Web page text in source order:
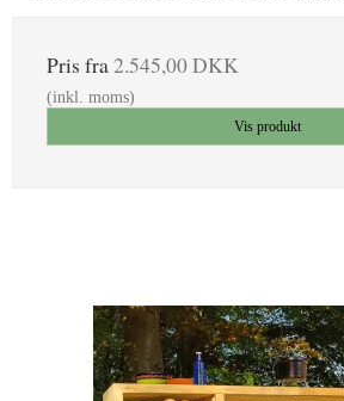
Pris fra2.545,00 DKK
(inkl. moms)
Vis produkt